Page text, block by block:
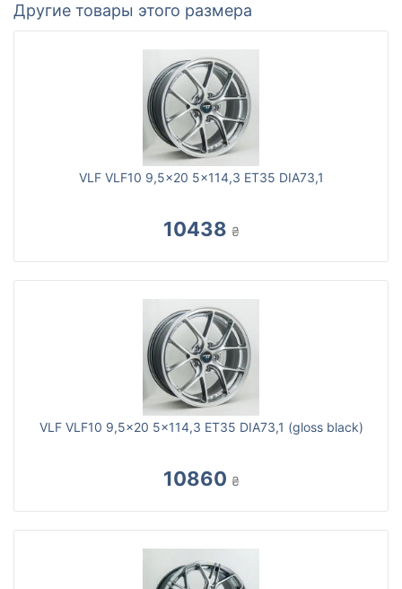
Другие товары этого размера
VLF VLF10 9,5x20 5x114,3 ET35 DIA73,1
10438 ₴
VLF VLF10 9,5x20 5x114,3 ET35 DIA73,1 (gloss black)
10860 ₴